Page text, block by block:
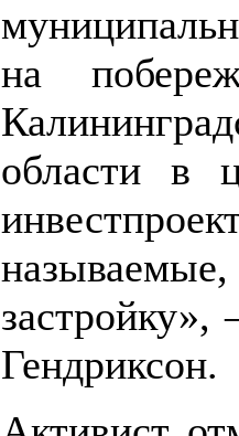
на
области в
Гендриксон.